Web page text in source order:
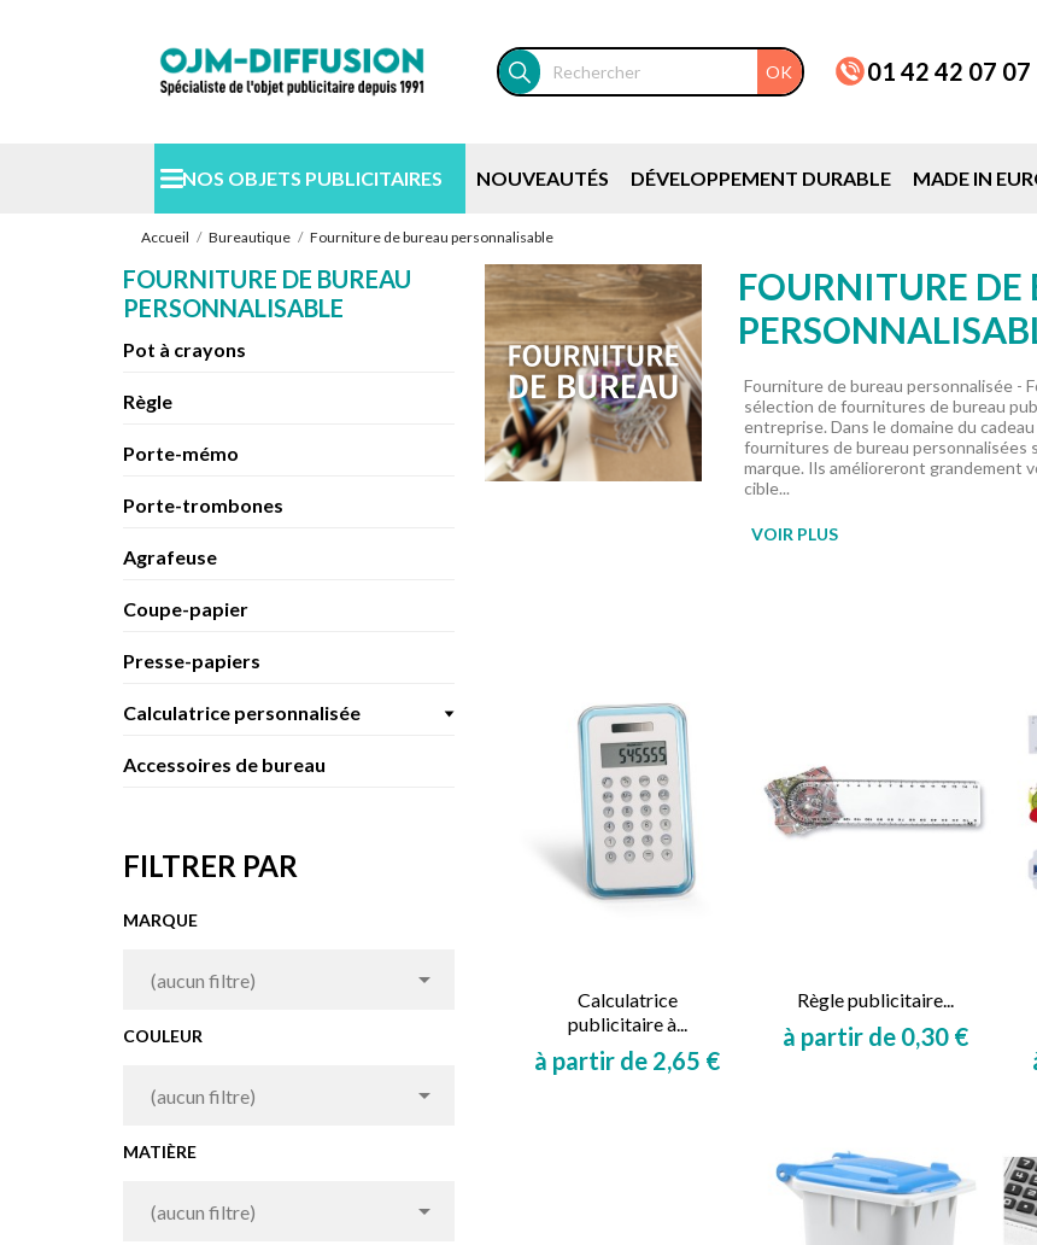
OK 01 42 42 07 07
NOS OBJETS PUBLICITAIRES NOUVEAUTÉS DÉVELOPPEMENT DURABLE MADE IN
Accueil Bureautique Fourniture de bureau personnalisable
FOURNITURE DE BUREAU
PERSONNALISABLE
Pot à crayons
Règle
Porte-mémo
Porte-trombones
Agrafeuse
Coupe-papier
Presse-papiers
Calculatrice personnalisée
Accessoires de bureau
FILTRER PAR
MARQUE
(aucun filtre) 
COULEUR
(aucun filtre) 
MATIÈRE
(aucun filtre) 
FOURNITURE DE
Fourniture de bureau personnalisée -
sélection de fournitures de bureau
entreprise. Dans le domaine du
fournitures de bureau
marque. Ils amélioreront grandement
cible...
VOIR PLUS
Calculatrice
publicitaire à...
à partir de 2,65 €
Règle publicitaire...
à partir de 0,30 €